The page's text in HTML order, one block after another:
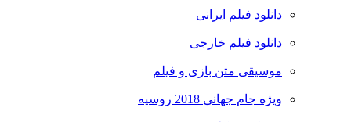
دانلود فیلم ایرانی
دانلود فیلم خارجی
موسیقی متن بازی و فیلم
ویژه جام جهانی 2018 روسیه